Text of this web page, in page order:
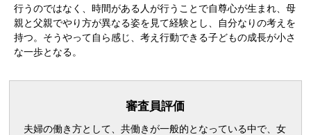
行うのではなく、時間がある人が行うことで自尊心が生まれ、母
親と父親でやり方が異なる姿を見て経験とし、自分なりの考えを
持つ。そうやって自ら感じ、考え行動できる子どもの成長が小さ
な一歩となる。
審査員評価
夫婦の働き方として、共働きが一般的となっている中で、女